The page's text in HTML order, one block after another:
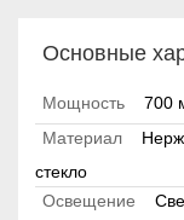
Основные
Мощность
700
Материал
стекло
Освещение